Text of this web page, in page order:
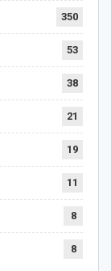
350
53
38
21
19
11
8
8